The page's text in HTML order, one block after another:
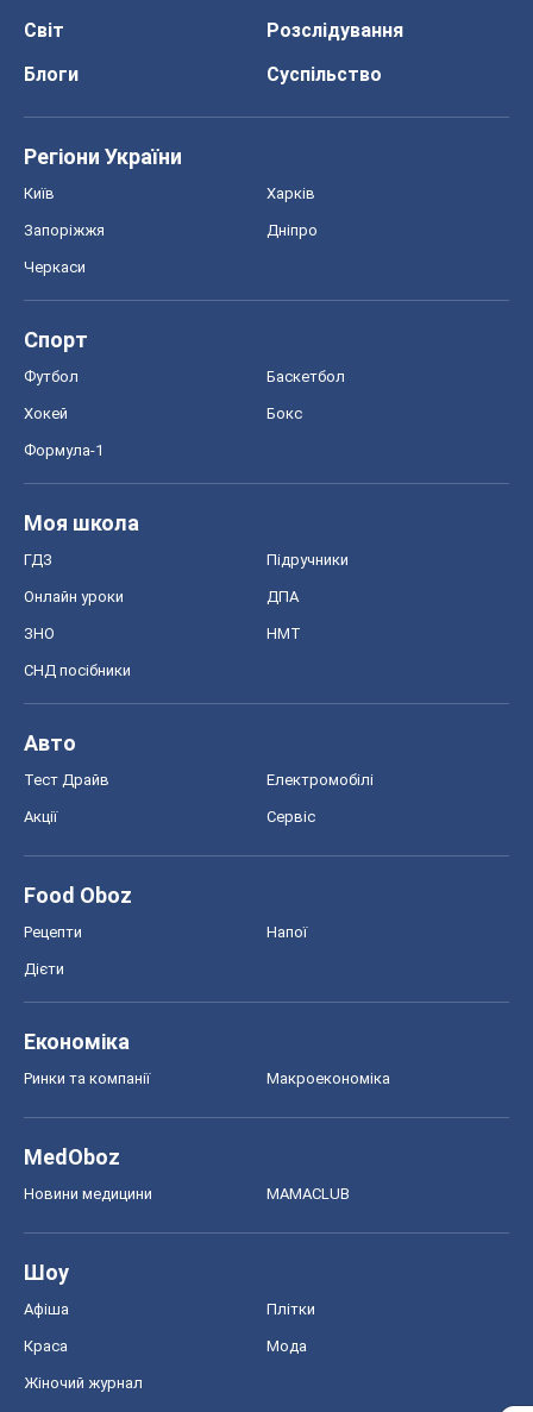
Світ
Розслідування
Блоги
Суспільство
Регіони України
Київ Харків
Запоріжжя Дніпро
Черкаси
Спорт
Футбол Баскетбол
Хокей Бокс
Формула-1
Моя школа
ГДЗ Підручники
Онлайн уроки ДПА
ЗНО НМТ
СНД посібники
Авто
Тест Драйв Електромобілі
Акції Сервіс
Food Oboz
Рецепти Напої
Дієти
Економіка
Ринки та компанії Макроекономіка
MedOboz
Новини медицини MAMACLUB
Шоу
Афіша Плітки
Краса Мода
Жіночий журнал